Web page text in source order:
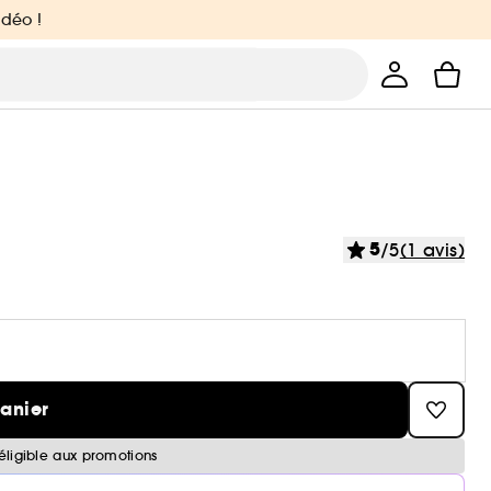
!
5/5(1 avis)
aux promotions